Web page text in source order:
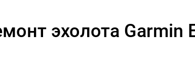
эхолота Garmin